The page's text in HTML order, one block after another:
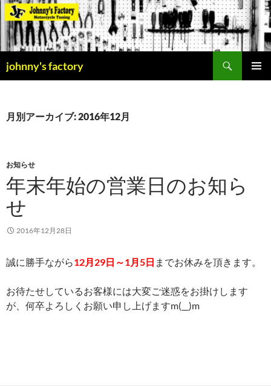
johnny's factory
索
ン
キ
ッ
プ
月別アーカイブ: 2016年12月
お知らせ
年末年始の営業日のお知ら
せ
2016年12月28日
誠に勝手ながら12月29日～1月5日 までお休みを頂きます。
お待たせしているお客様には大変ご迷惑をお掛けします
が、何卒よろしくお願い申し上げますm(__)m